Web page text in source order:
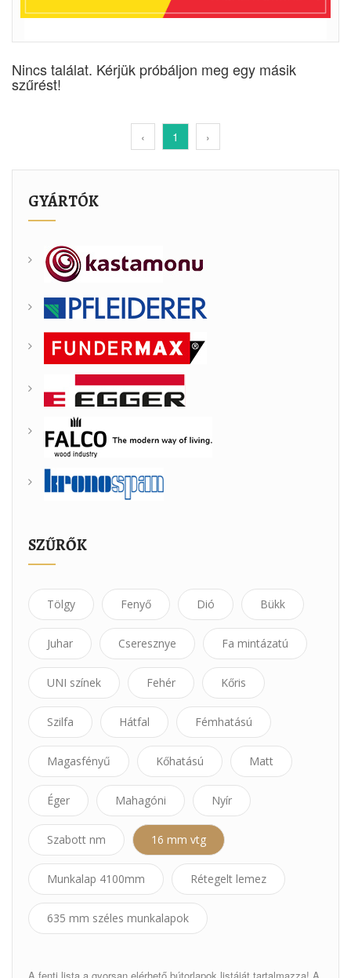
Nincs találat. Kérjük próbáljon meg egy másik
szűrést!
‹ 1 ›
GYÁRTÓK
SZŰRŐK
Tölgy Fenyő Dió Bükk
Juhar Cseresznye Fa mintázatú
UNI színek Fehér Kőris
Szilfa Hátfal Fémhatású
Magasfényű Kőhatású Matt
Éger Mahagóni Nyír
Szabott nm 16 mm vtg
Munkalap 4100mm Rétegelt lemez
635 mm széles munkalapok
A fenti lista a gyorsan elérhető bútorlapok listáját tartalmazza! A